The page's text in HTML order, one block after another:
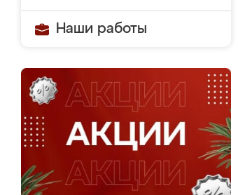
Наши работы